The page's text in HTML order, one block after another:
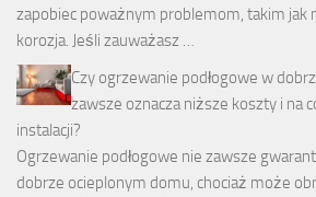
zapobiec poważnym problemom, takim jak
korozja. Jeśli zauważasz …
Czy ogrzewanie podłogowe w
zawsze oznacza niższe koszty i na
instalacji?
Ogrzewanie podłogowe nie zawsze
dobrze ocieplonym domu, chociaż może